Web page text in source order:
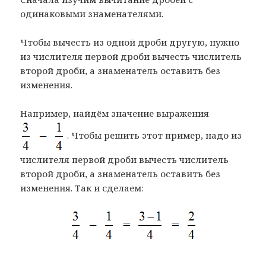
одинаковыми знаменателями.
Чтобы вычесть из одной дроби другую, нужно
из числителя первой дроби вычесть числитель
второй дроби, а знаменатель оставить без
изменения.
Например, найдём значение выражения
. Чтобы решить этот пример, надо из
числителя первой дроби вычесть числитель
второй дроби, а знаменатель оставить без
изменения. Так и сделаем: